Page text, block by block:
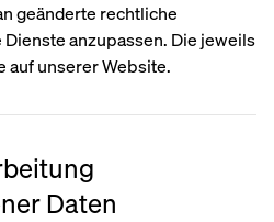
geänderte rechtliche
anzupassen. Die jeweils
auf unserer Website.
Daten